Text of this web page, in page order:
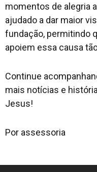
momentos de alegria
ajudado a dar maior
fundação, permitindo
apoiem essa causa
Continue
mais notícias e
Jesus!
Por assessoria